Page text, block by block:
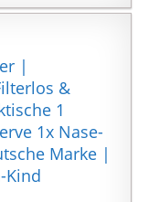
für
Ohren-
|
&
1
1x Nase-
Marke |
Kind